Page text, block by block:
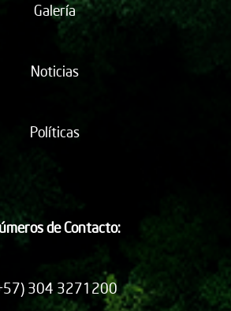
Galería
Noticias
Políticas
de Contacto:
304 3271200